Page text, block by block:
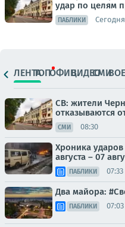
удар по целям
ПАБЛИКИ
ЛЕНТАТОПОФИЦ.ВИДЕОСМИ
СВ: жители
отказываются
СМИ 08:30
Хроника
августа – 07
ПАБЛИКИ 07:33
Два майора:
ПАБЛИКИ 07:03